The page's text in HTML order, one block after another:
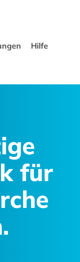
Hilfe
für